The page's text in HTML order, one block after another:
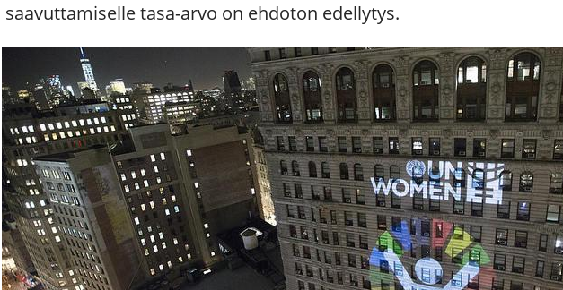
saavuttamiselle tasa-arvo on ehdoton edellytys.